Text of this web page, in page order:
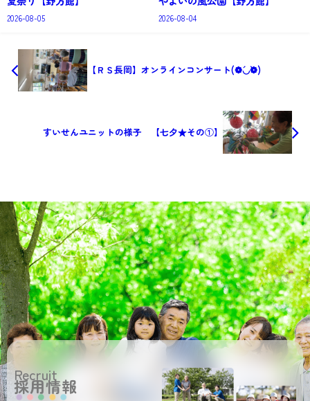
2026-08-05 2026-08-04
【ＲＳ長岡】オンラインコンサート(❁´◡`❁)
すいせんユニットの様子 【七夕★その①】
Recruit
採用情報